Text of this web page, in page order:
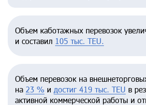
Объем каботажных перевозок
и составил 105 тыс. TEU.
Объем перевозок на
на 23 % и достиг 419 тыс. TEU в
активной коммерческой работы и